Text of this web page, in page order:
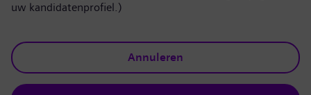
uw kandidatenprofiel.)
Annuleren